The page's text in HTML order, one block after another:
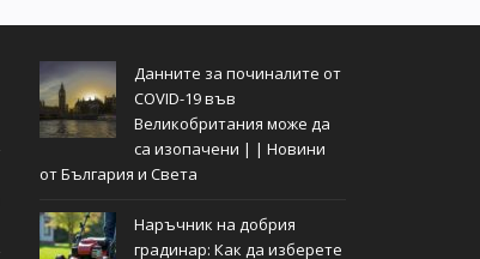
Данните за починалите от
COVID-19 във
Великобритания може да
са изопачени | | Новини
от България и Света
Наръчник на добрия
градинар: Как да изберете